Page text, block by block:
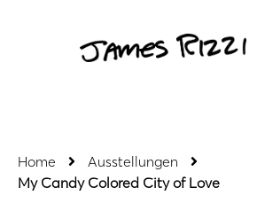
Home
Ausstellungen
My Candy Colored City of Love